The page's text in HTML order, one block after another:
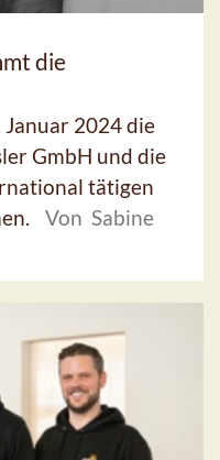
die
2024 die
GmbH und die
tätigen
Von Sabine